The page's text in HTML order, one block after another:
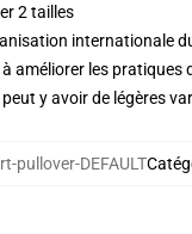
2 tailles
internationale
les
y avoir de légères
pullover-DEFAULT